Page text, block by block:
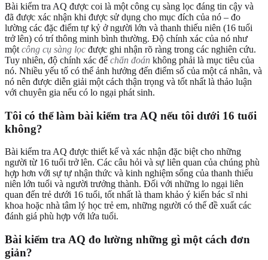
Bài kiểm tra AQ được coi là một công cụ sàng lọc đáng tin cậy và
đã được xác nhận khi được sử dụng cho mục đích của nó – đo
lường các đặc điểm tự kỷ ở người lớn và thanh thiếu niên (16 tuổi
trở lên) có trí thông minh bình thường. Độ chính xác của nó như
một công cụ sàng lọc được ghi nhận rõ ràng trong các nghiên cứu.
Tuy nhiên, độ chính xác để chẩn đoán không phải là mục tiêu của
nó. Nhiều yếu tố có thể ảnh hưởng đến điểm số của một cá nhân, và
nó nên được diễn giải một cách thận trọng và tốt nhất là thảo luận
với chuyên gia nếu có lo ngại phát sinh.
Tôi có thể làm bài kiểm tra AQ nếu tôi dưới 16 tuổi
không?
Bài kiểm tra AQ được thiết kế và xác nhận đặc biệt cho những
người từ 16 tuổi trở lên. Các câu hỏi và sự liên quan của chúng phù
hợp hơn với sự tự nhận thức và kinh nghiệm sống của thanh thiếu
niên lớn tuổi và người trưởng thành. Đối với những lo ngại liên
quan đến trẻ dưới 16 tuổi, tốt nhất là tham khảo ý kiến bác sĩ nhi
khoa hoặc nhà tâm lý học trẻ em, những người có thể đề xuất các
đánh giá phù hợp với lứa tuổi.
Bài kiểm tra AQ đo lường những gì một cách đơn
giản?